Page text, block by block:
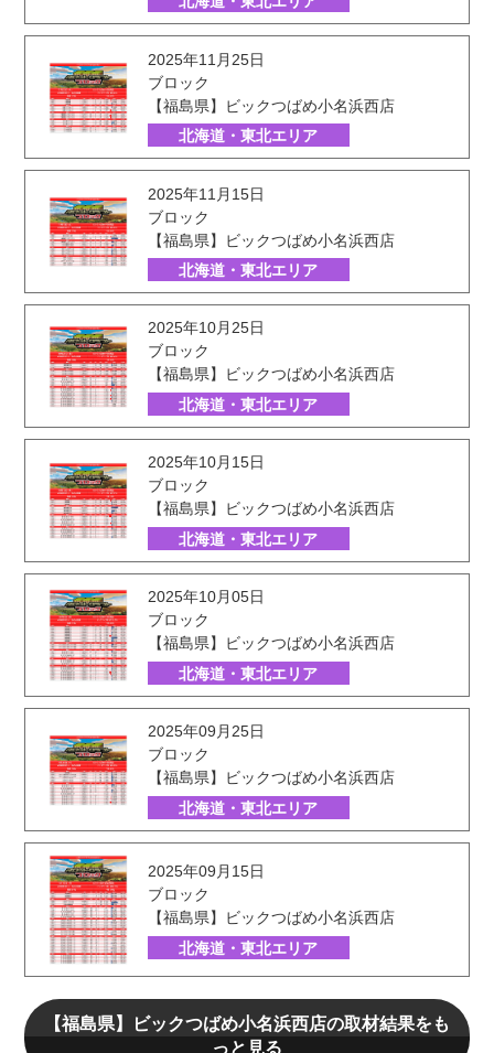
2025年11月25日
ブロック
【福島県】ビックつばめ小名浜西店
北海道・東北エリア
2025年11月15日
ブロック
【福島県】ビックつばめ小名浜西店
北海道・東北エリア
2025年10月25日
ブロック
【福島県】ビックつばめ小名浜西店
北海道・東北エリア
2025年10月15日
ブロック
【福島県】ビックつばめ小名浜西店
北海道・東北エリア
2025年10月05日
ブロック
【福島県】ビックつばめ小名浜西店
北海道・東北エリア
2025年09月25日
ブロック
【福島県】ビックつばめ小名浜西店
北海道・東北エリア
2025年09月15日
ブロック
【福島県】ビックつばめ小名浜西店
北海道・東北エリア
【福島県】ビックつばめ小名浜西店の取材結果をも
っと見る